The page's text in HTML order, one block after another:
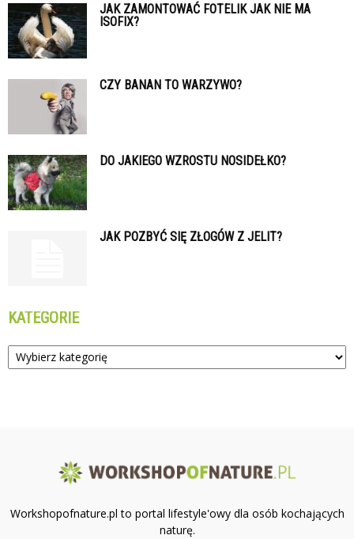
JAK ZAMONTOWAĆ FOTELIK JAK NIE MA
ISOFIX?
CZY BANAN TO WARZYWO?
DO JAKIEGO WZROSTU NOSIDEŁKO?
JAK POZBYĆ SIĘ ZŁOGÓW Z JELIT?
KATEGORIE
Kategorie
Workshopofnature.pl to portal lifestyle'owy dla osób kochających
naturę.